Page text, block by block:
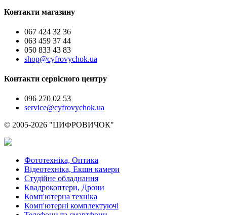
Контакти магазину
067 424 32 36
063 459 37 44
050 833 43 83
shop@cyfrovychok.ua
Контакти сервісного центру
096 270 02 53
service@cyfrovychok.ua
© 2005-2026 "ЦИФРОВИЧОК"
Фототехніка, Оптика
Відеотехніка, Екшн камери
Студійне обладнання
Квадрокоптери, Дрони
Комп'ютерна техніка
Комп'ютерні комплектуючі